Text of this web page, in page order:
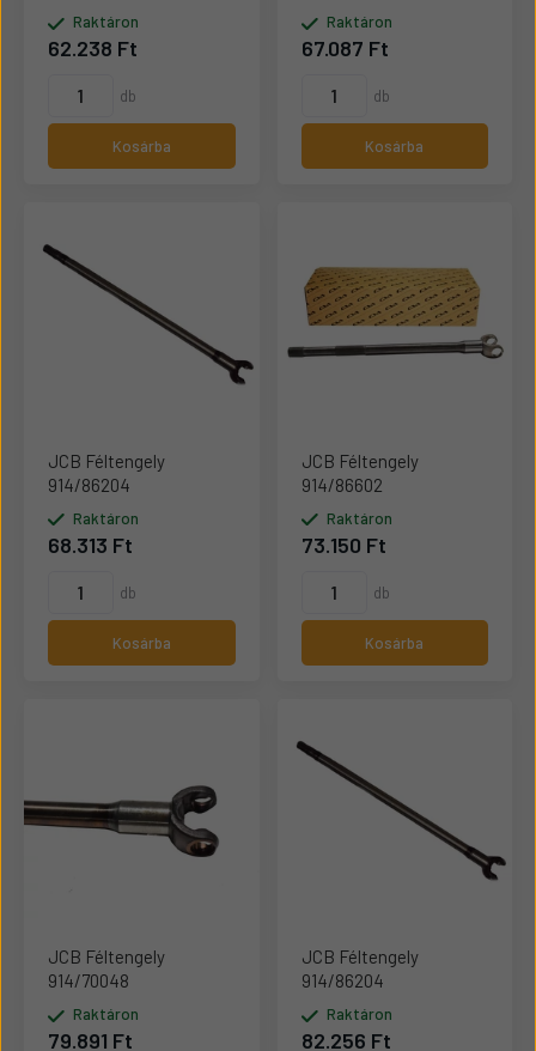
Raktáron
62.238 Ft
db
Kosárba
Raktáron
67.087 Ft
db
Kosárba
JCB Féltengely
914/86204
Raktáron
68.313 Ft
db
Kosárba
JCB Féltengely
914/86602
Raktáron
73.150 Ft
db
Kosárba
JCB Féltengely
914/70048
Raktáron
79.891 Ft
JCB Féltengely
914/86204
Raktáron
82.256 Ft